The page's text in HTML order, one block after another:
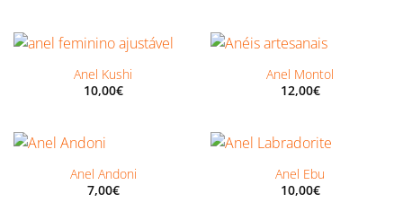
Anel Kushi
10,00€
Anel Montol
12,00€
Anel Andoni
7,00€
Anel Ebu
10,00€